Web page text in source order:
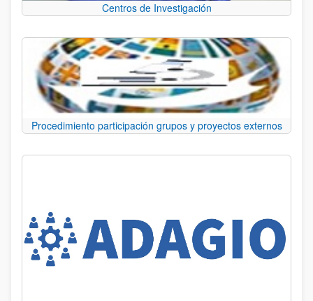
Centros de Investigación
Procedimiento participación grupos y proyectos externos